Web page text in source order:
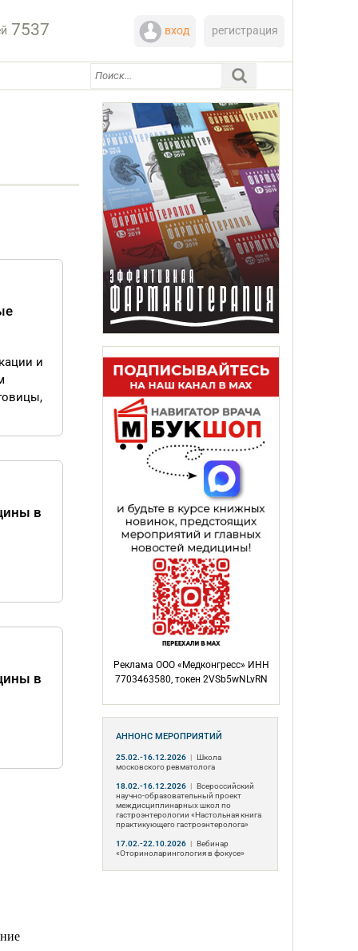
7537 вход регистрация
и
в
в
Реклама ООО «Медконгресс» ИНН
7703463580, токен 2VSb5wNLvRN
АННОНС МЕРОПРИЯТИЙ
25.02.-16.12.2026 | Школа
московского ревматолога
18.02.-16.12.2026 | Всероссийский
научно-образовательный проект
междисциплинарных школ по
гастроэнтерологии «Настольная книга
практикующего гастроэнтеролога»
17.02.-22.10.2026 | Вебинар
«Оториноларингология в фокусе»